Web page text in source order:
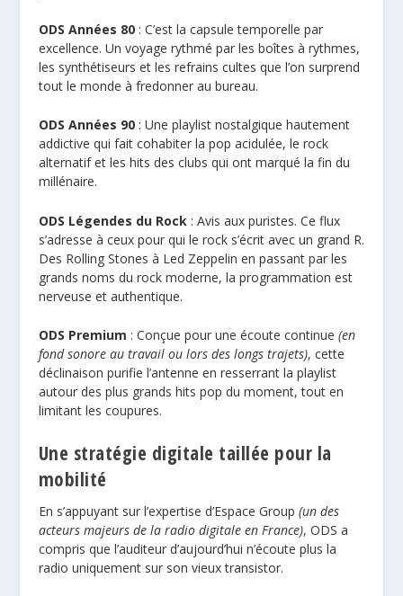
ODS Années 80: C’est la capsule temporelle par
excellence. Un voyage rythmé par les boîtes à rythmes,
les synthétiseurs et les refrains cultes que l’on surprend
tout le monde à fredonner au bureau.
ODS Années 90: Une playlist nostalgique hautement
addictive qui fait cohabiter la pop acidulée, le rock
alternatif et les hits des clubs qui ont marqué la fin du
millénaire.
ODS Légendes du Rock: Avis aux puristes. Ce flux
s’adresse à ceux pour qui le rock s’écrit avec un grand R.
Des Rolling Stones à Led Zeppelin en passant par les
grands noms du rock moderne, la programmation est
nerveuse et authentique.
ODS Premium : Conçue pour une écoute continue (en
fond sonore au travail ou lors des longs trajets), cette
déclinaison purifie l’antenne en resserrant la playlist
autour des plus grands hits pop du moment, tout en
limitant les coupures.
Une stratégie digitale taillée pour la
mobilité
En s’appuyant sur l’expertise d’Espace Group (un des
acteurs majeurs de la radio digitale en France), ODS a
compris que l’auditeur d’aujourd’hui n’écoute plus la
radio uniquement sur son vieux transistor.